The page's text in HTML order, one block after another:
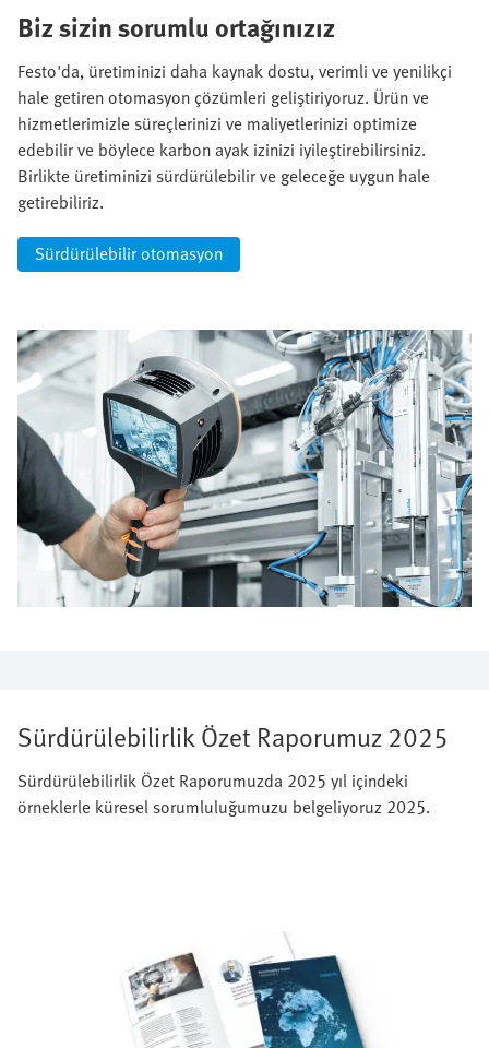
Biz sizin sorumlu ortağınızız
Festo'da, üretiminizi daha kaynak dostu, verimli ve yenilikçi
hale getiren otomasyon çözümleri geliştiriyoruz. Ürün ve
hizmetlerimizle süreçlerinizi ve maliyetlerinizi optimize
edebilir ve böylece karbon ayak izinizi iyileştirebilirsiniz.
Birlikte üretiminizi sürdürülebilir ve geleceğe uygun hale
getirebiliriz.
Sürdürülebilir otomasyon
Sürdürülebilirlik Özet Raporumuz 2025
Sürdürülebilirlik Özet Raporumuzda 2025 yıl içindeki
örneklerle küresel sorumluluğumuzu belgeliyoruz 2025.